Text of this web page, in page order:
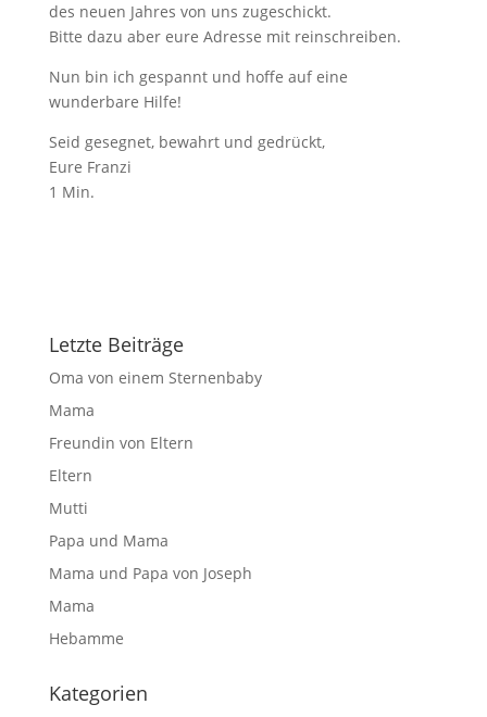
des neuen Jahres von uns zugeschickt.
Bitte dazu aber eure Adresse mit reinschreiben.
Nun bin ich gespannt und hoffe auf eine
wunderbare Hilfe!
Seid gesegnet, bewahrt und gedrückt,
Eure Franzi
1 Min.
Letzte Beiträge
Oma von einem Sternenbaby
Mama
Freundin von Eltern
Eltern
Mutti
Papa und Mama
Mama und Papa von Joseph
Mama
Hebamme
Kategorien